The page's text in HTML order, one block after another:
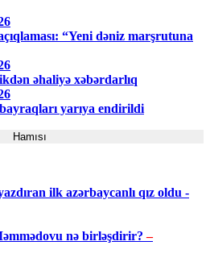
“Yeni dəniz marşrutuna
əhaliyə xəbərdarlıq
yarıya endirildi
Hamısı
ilk azərbaycanlı qız oldu -
nə birləşdirir?–